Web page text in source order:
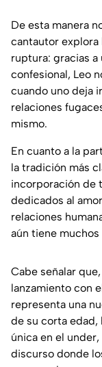
De esta manera
cantautor explora
ruptura: gracias
confesional, Leo
cuando uno deja
relaciones
mismo.
En cuanto a la
la tradición más
incorporación de
dedicados al
relaciones
aún tiene
Cabe señalar
lanzamiento con
representa una
de su corta edad,
única en el under
discurso donde